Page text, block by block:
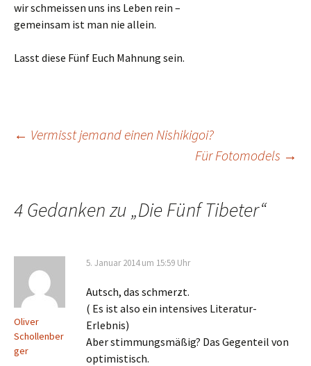
wir schmeissen uns ins Leben rein –
gemeinsam ist man nie allein.
Lasst diese Fünf Euch Mahnung sein.
Beitrags-
← Vermisst jemand einen Nishikigoi?
Für Fotomodels →
4 Gedanken zu „Die Fünf Tibeter“
Oliver
Schollenber
ger
5. Januar 2014 um 15:59 Uhr
Autsch, das schmerzt.
( Es ist also ein intensives Literatur-
Erlebnis)
Aber stimmungsmäßig? Das Gegenteil von
optimistisch.